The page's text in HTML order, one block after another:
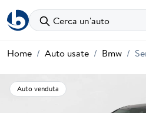
Cerca un'auto
Home Auto usate Bmw
Auto venduta